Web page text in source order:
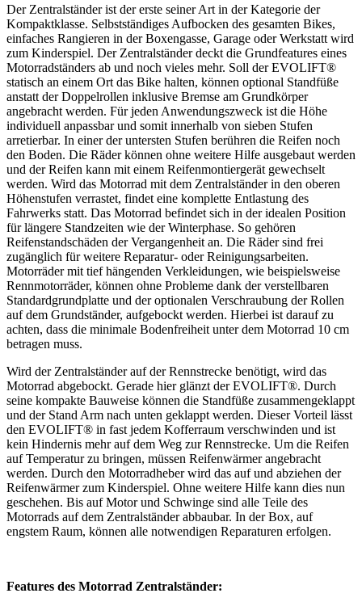
Der Zentralständer ist der erste seiner Art in der Kategorie der
Kompaktklasse. Selbstständiges Aufbocken des gesamten Bikes,
einfaches Rangieren in der Boxengasse, Garage oder Werkstatt wird
zum Kinderspiel. Der Zentralständer deckt die Grundfeatures eines
Motorradständers ab und noch vieles mehr. Soll der EVOLIFT®
statisch an einem Ort das Bike halten, können optional Standfüße
anstatt der Doppelrollen inklusive Bremse am Grundkörper
angebracht werden. Für jeden Anwendungszweck ist die Höhe
individuell anpassbar und somit innerhalb von sieben Stufen
arretierbar. In einer der untersten Stufen berühren die Reifen noch
den Boden. Die Räder können ohne weitere Hilfe ausgebaut werden
und der Reifen kann mit einem Reifenmontiergerät gewechselt
werden. Wird das Motorrad mit dem Zentralständer in den oberen
Höhenstufen verrastet, findet eine komplette Entlastung des
Fahrwerks statt. Das Motorrad befindet sich in der idealen Position
für längere Standzeiten wie der Winterphase. So gehören
Reifenstandschäden der Vergangenheit an. Die Räder sind frei
zugänglich für weitere Reparatur- oder Reinigungsarbeiten.
Motorräder mit tief hängenden Verkleidungen, wie beispielsweise
Rennmotorräder, können ohne Probleme dank der verstellbaren
Standardgrundplatte und der optionalen Verschraubung der Rollen
auf dem Grundständer, aufgebockt werden. Hierbei ist darauf zu
achten, dass die minimale Bodenfreiheit unter dem Motorrad 10 cm
betragen muss.
Wird der Zentralständer auf der Rennstrecke benötigt, wird das
Motorrad abgebockt. Gerade hier glänzt der EVOLIFT®. Durch
seine kompakte Bauweise können die Standfüße zusammengeklappt
und der Stand Arm nach unten geklappt werden. Dieser Vorteil lässt
den EVOLIFT® in fast jedem Kofferraum verschwinden und ist
kein Hindernis mehr auf dem Weg zur Rennstrecke. Um die Reifen
auf Temperatur zu bringen, müssen Reifenwärmer angebracht
werden. Durch den Motorradheber wird das auf und abziehen der
Reifenwärmer zum Kinderspiel. Ohne weitere Hilfe kann dies nun
geschehen. Bis auf Motor und Schwinge sind alle Teile des
Motorrads auf dem Zentralständer abbaubar. In der Box, auf
engstem Raum, können alle notwendigen Reparaturen erfolgen.
Features des Motorrad Zentralständer: